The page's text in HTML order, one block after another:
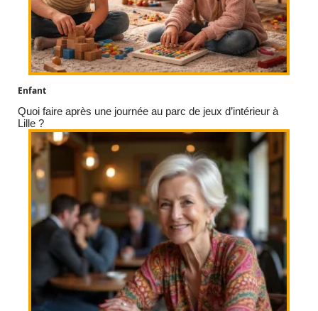
Enfant
Quoi faire après une journée au parc de jeux d’intérieur à
Lille ?